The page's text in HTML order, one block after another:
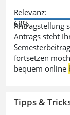
Relevanz:
68%
Antragstellung
Antrags steht
fortsetzen
bequem online
Tipps &